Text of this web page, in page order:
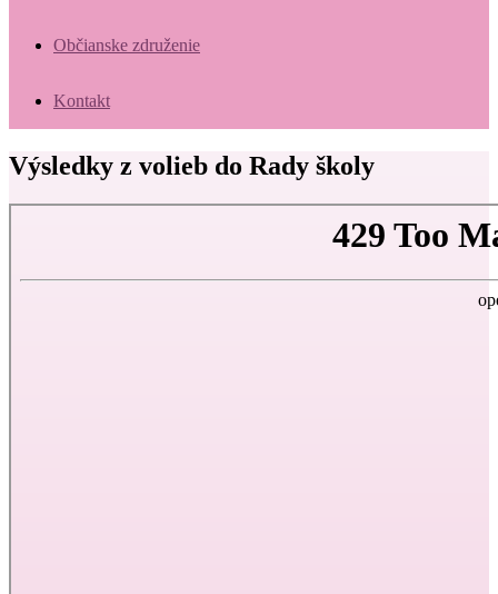
Občianske združenie
Kontakt
Výsledky z volieb do Rady školy